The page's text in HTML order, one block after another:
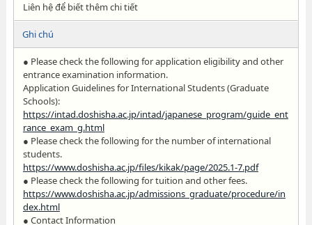
Liên hệ để biết thêm chi tiết
Ghi chú
● Please check the following for application eligibility and other
entrance examination information.
Application Guidelines for International Students (Graduate
Schools):
https://intad.doshisha.ac.jp/intad/japanese_program/guide_ent
rance_exam_g.html
● Please check the following for the number of international
students.
https://www.doshisha.ac.jp/files/kikak/page/2025.1-7.pdf
● Please check the following for tuition and other fees.
https://www.doshisha.ac.jp/admissions_graduate/procedure/in
dex.html
● Contact Information